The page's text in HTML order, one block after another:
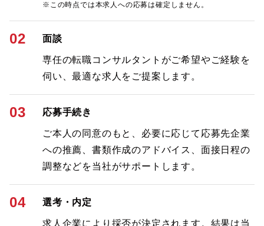
※この時点では本求人への応募は確定しません。
02 面談
専任の転職コンサルタントがご希望やご経験を
伺い、最適な求人をご提案します。
03 応募手続き
ご本人の同意のもと、必要に応じて応募先企業
への推薦、書類作成のアドバイス、面接日程の
調整などを当社がサポートします。
04 選考・内定
求人企業により採否が決定されます。結果は当